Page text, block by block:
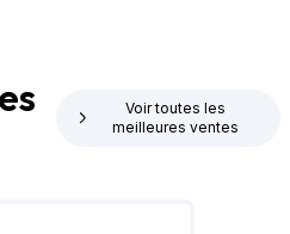
Voir toutes les
meilleures ventes